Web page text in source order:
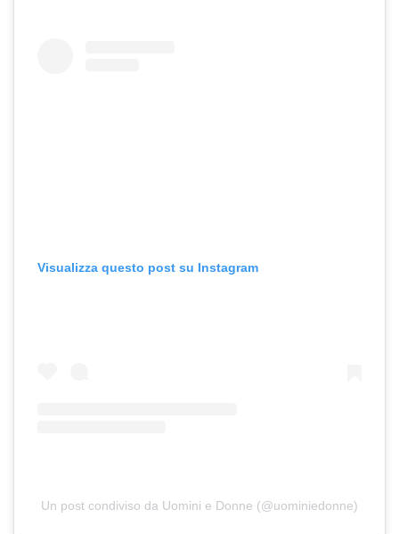
Visualizza questo post su Instagram
Un post condiviso da Uomini e Donne (@uominiedonne)